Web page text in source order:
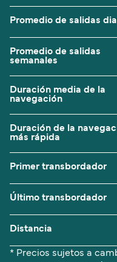
Promedio de salidas
Promedio de salidas
semanales
Duración media de la
navegación
Duración de la
más rápida
Primer transbordador
Último transbordador
Distancia
* Precios sujetos a